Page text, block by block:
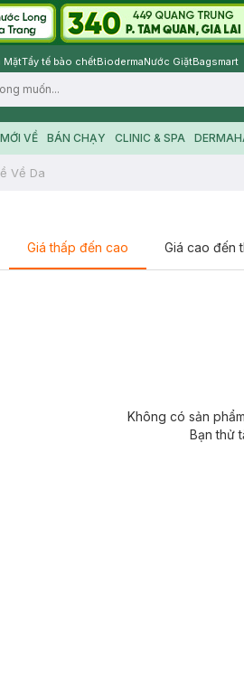
MặtTẩy tế bào chếtBiodermaNước GiặtBagsmart
VỀ BÁN CHẠY CLINIC & SPA
Về Da
Giá thấp đến cao Giá cao đến
Không có sản
Bạn thử